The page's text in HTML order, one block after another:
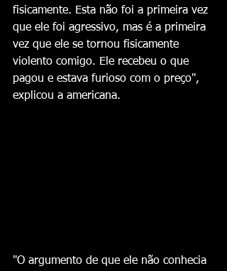
fisicamente. Esta não foi a primeira vez
que ele foi agressivo, mas é a primeira
vez que ele se tornou fisicamente
violento comigo. Ele recebeu o que
pagou e estava furioso com o preço",
explicou a americana.
"O argumento de que ele não conhecia